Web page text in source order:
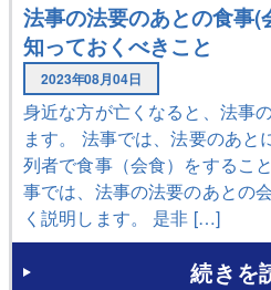
法事の法要のあとの食事(
知っておくべきこと
2023年08月04日
身近な方が亡くなると、法事
ます。 法事では、法要のあと
列者で食事（会食）をするこ
事では、法事の法要のあとの
く説明します。 是非 […]
続きを